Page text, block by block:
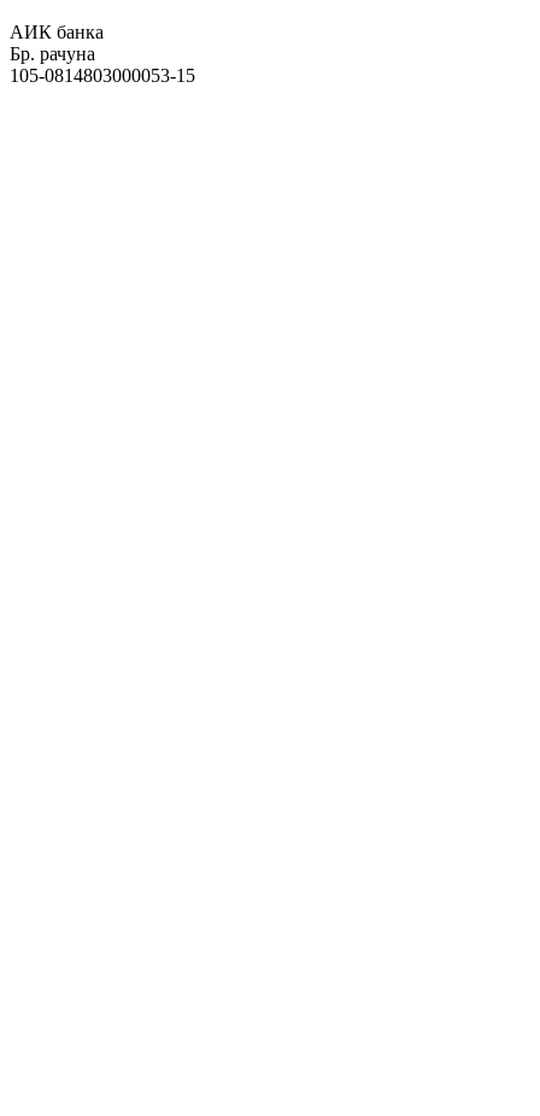
АИК банка
Бр. рачуна
105-0814803000053-15